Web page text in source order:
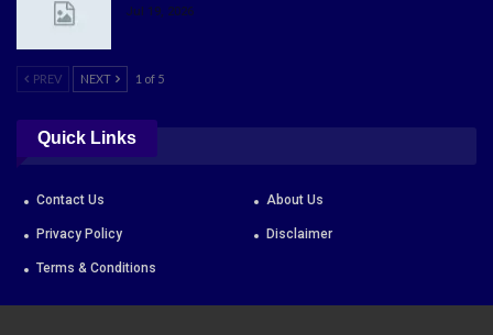
Jul 19, 2026
PREV NEXT 1 of 5
Quick Links
Contact Us About Us
Privacy Policy Disclaimer
Terms & Conditions